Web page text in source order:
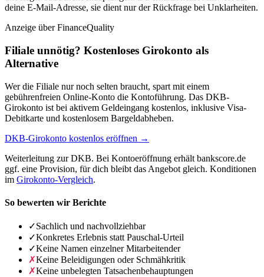
deine E-Mail-Adresse, sie dient nur der Rückfrage bei Unklarheiten.
Anzeige über FinanceQuality
Filiale unnötig? Kostenloses Girokonto als
Alternative
Wer die Filiale nur noch selten braucht, spart mit einem
gebührenfreien Online-Konto die Kontoführung. Das DKB-
Girokonto ist bei aktivem Geldeingang kostenlos, inklusive Visa-
Debitkarte und kostenlosem Bargeldabheben.
DKB-Girokonto kostenlos eröffnen →
Weiterleitung zur DKB. Bei Kontoeröffnung erhält bankscore.de
ggf. eine Provision, für dich bleibt das Angebot gleich. Konditionen
im Girokonto-Vergleich.
So bewerten wir Berichte
✓Sachlich und nachvollziehbar
✓Konkretes Erlebnis statt Pauschal-Urteil
✓Keine Namen einzelner Mitarbeitender
✗Keine Beleidigungen oder Schmähkritik
✗Keine unbelegten Tatsachenbehauptungen